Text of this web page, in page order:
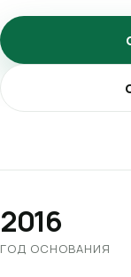
2016
ГОД ОСНОВАНИЯ